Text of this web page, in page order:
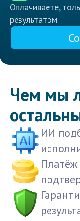
Оплачиваете,
результатом
Чем мы
ИИ
Платёж